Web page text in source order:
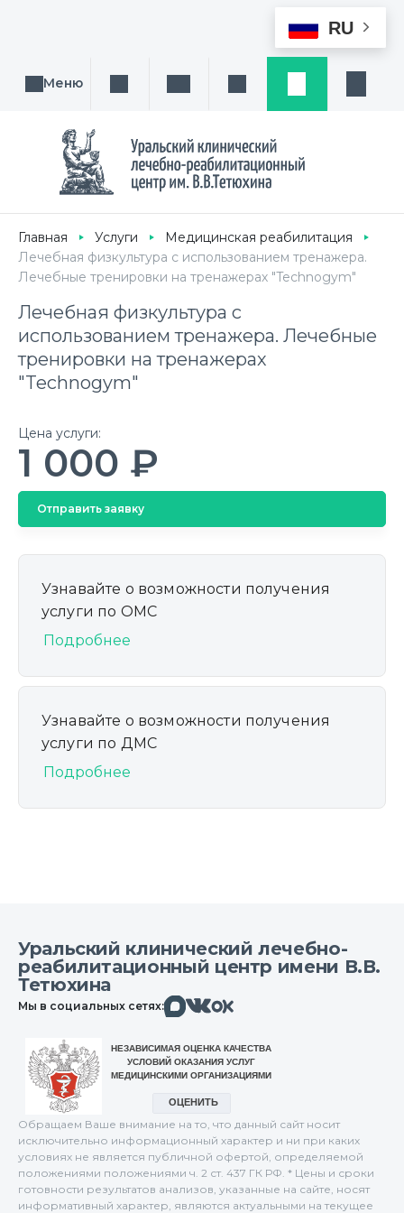
RU
Меню Поиск услуги, направления или врача
Написать намЗаказ звонка
Главная Услуги
Медицинская реабилитация
Лечебная физкультура с использованием тренажера.
Лечебные тренировки на тренажерах "Technogym"
Лечебная физкультура с
использованием тренажера. Лечебные
тренировки на тренажерах
"Technogym"
Цена услуги:
1 000 ₽
Отправить заявку
Узнавайте о возможности получения
услуги по ОМС
Подробнее
Узнавайте о возможности получения
услуги по ДМС
Подробнее
Уральский клинический лечебно-
реабилитационный центр имени В.В.
Тетюхина
Мы в социальных сетях:МаксВконтактеОдноклассники
Обращаем Ваше внимание на то, что данный сайт носит
исключительно информационный характер и ни при каких
условиях не является публичной офертой, определяемой
положениями положениями ч. 2 ст. 437 ГК РФ. * Цены и сроки
готовности результатов анализов, указанные на сайте, носят
информативный характер, являются актуальными на текущее